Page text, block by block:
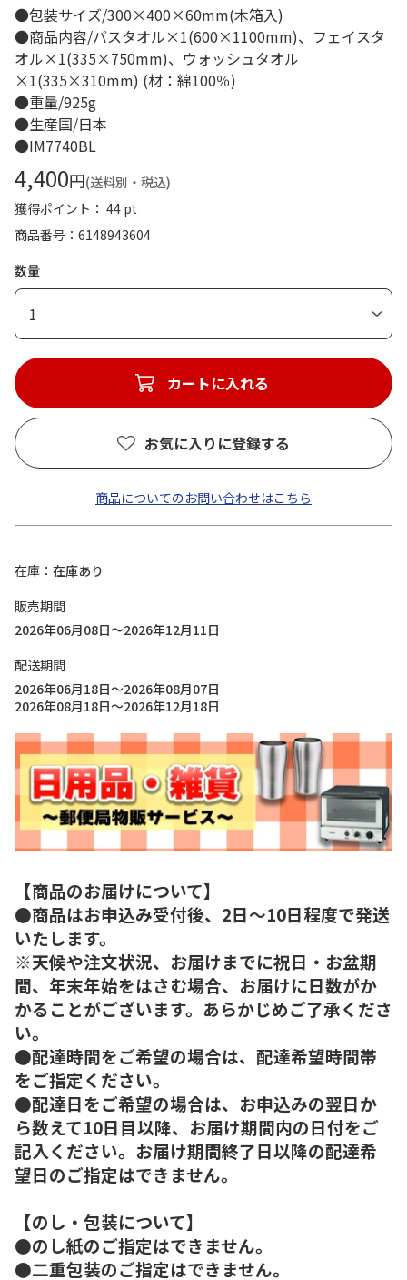
●包装サイズ/300×400×60mm(木箱入)
●商品内容/バスタオル×1(600×1100mm)、フェイスタ
オル×1(335×750mm)、ウォッシュタオル
×1(335×310mm) (材：綿100％)
●重量/925g
●生産国/日本
●IM7740BL
4,400円(送料別・税込)
獲得ポイント： 44 pt
商品番号
6148943604
数量
1
カートに入れる
お気に入りに登録する
商品についてのお問い合わせはこちら
在庫
在庫あり
販売期間
2026年06月08日～2026年12月11日
配送期間
2026年06月18日～2026年08月07日
2026年08月18日～2026年12月18日
【商品のお届けについて】
●商品はお申込み受付後、2日～10日程度で発送
いたします。
※天候や注文状況、お届けまでに祝日・お盆期
間、年末年始をはさむ場合、お届けに日数がか
かることがございます。あらかじめご了承くださ
い。
●配達時間をご希望の場合は、配達希望時間帯
をご指定ください。
●配達日をご希望の場合は、お申込みの翌日か
ら数えて10日目以降、お届け期間内の日付をご
記入ください。お届け期間終了日以降の配達希
望日のご指定はできません。
【のし・包装について】
●のし紙のご指定はできません。
●二重包装のご指定はできません。